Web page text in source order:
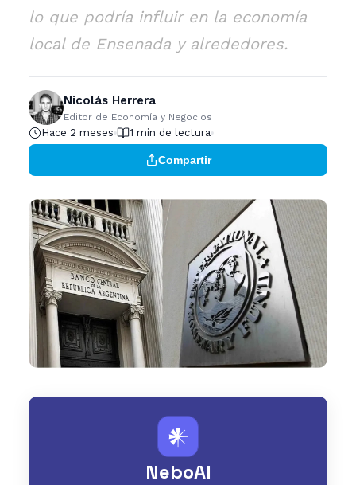
lo que podría influir en la economía
local de Ensenada y alrededores.
Nicolás Herrera
Editor de Economía y Negocios
Hace 2 meses 1 min de lectura
Compartir
𒀭
NeboAI